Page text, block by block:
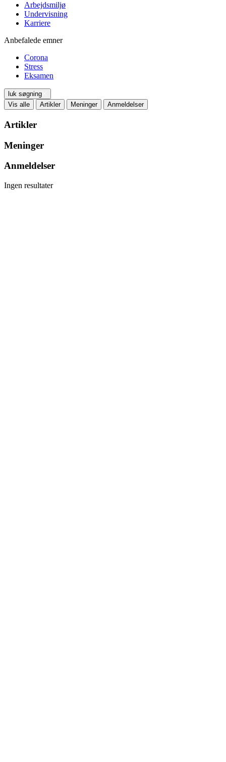
Arbejdsmiljø
Undervisning
Karriere
Anbefalede emner
Corona
Stress
Eksamen
luk søgning
Vis alle
Artikler Meninger Anmeldelser
Artikler
Meninger
Anmeldelser
Ingen resultater